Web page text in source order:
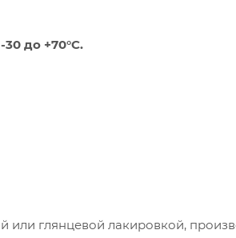
30 до +70°С.
или глянцевой лакировкой,